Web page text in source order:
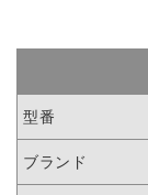
型番
ブランド